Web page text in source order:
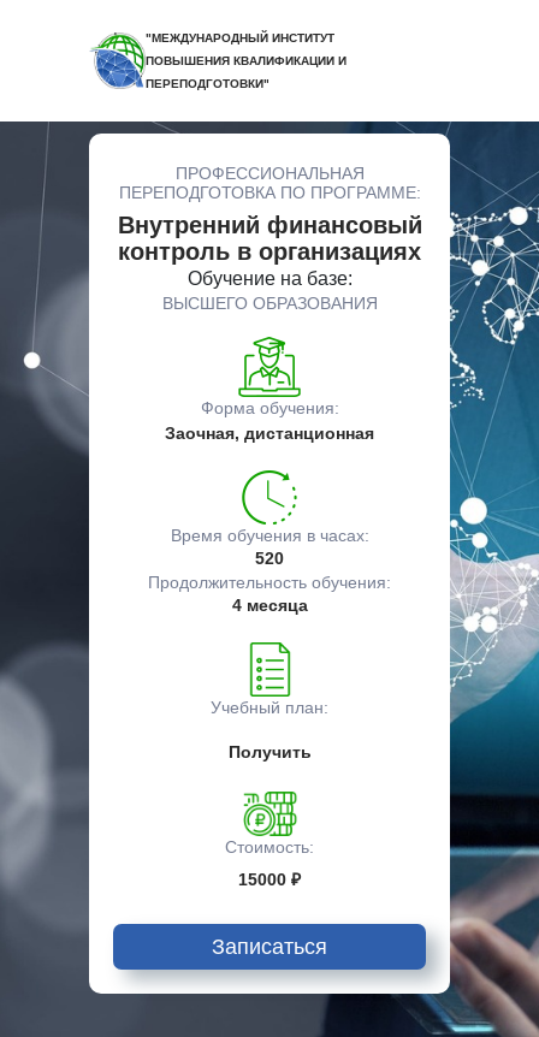
"МЕЖДУНАРОДНЫЙ ИНСТИТУТ
ПОВЫШЕНИЯ КВАЛИФИКАЦИИ И
ПЕРЕПОДГОТОВКИ"
ПРОФЕССИОНАЛЬНАЯ
ПЕРЕПОДГОТОВКА ПО ПРОГРАММЕ:
Внутренний финансовый
контроль в организациях
Обучение на базе:
ВЫСШЕГО ОБРАЗОВАНИЯ
Форма обучения:
Заочная, дистанционная
Время обучения в часах:
520
Продолжительность обучения:
4 месяца
Учебный план:
Получить
Стоимость:
15000 ₽
Записаться